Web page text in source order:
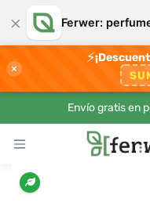
× Ferwer:
×
⚡
Envío gratis en